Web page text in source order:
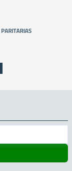
PARITARIAS